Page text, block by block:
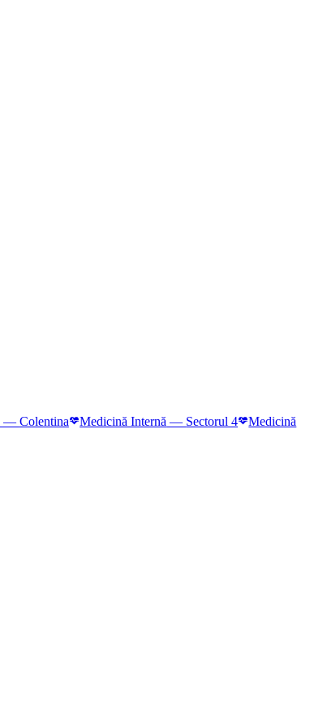
— Colentina Medicină Internă — Sectorul 4
Medicină